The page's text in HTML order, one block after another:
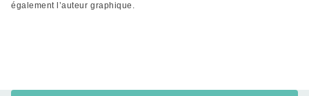
également l’auteur graphique.